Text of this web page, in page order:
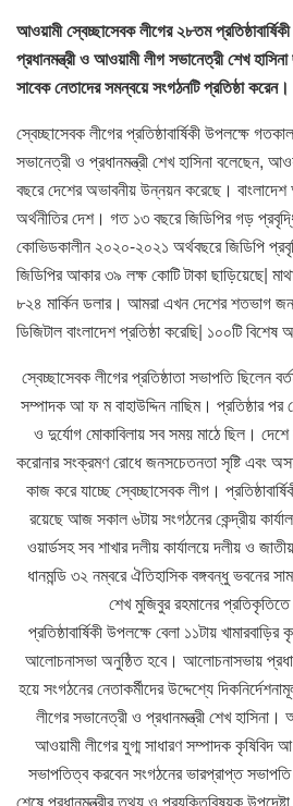
আওয়ামী স্বেচ্ছাসেবক লীগের ২৮তম
প্রধানমন্ত্রী ও আওয়ামী লীগ সভানেত্রী শেখ হাসিনা
সাবেক নেতাদের সমন্বয়ে সংগঠনটি প্রতিষ্ঠা করেন।
স্বেচ্ছাসেবক লীগের প্রতিষ্ঠাবার্ষিকী উপলক্ষে
সভানেত্রী ও প্রধানমন্ত্রী শেখ হাসিনা বলেছেন,
বছরে দেশের অভাবনীয় উন্নয়ন করেছে।
অর্থনীতির দেশ। গত ১৩ বছরে জিডিপির গড়
কোভিডকালীন ২০২০-২০২১ অর্থবছরে জিডিপি
জিডিপির আকার ৩৯ লক্ষ কোটি টাকা ছাড়িয়েছে|
৮২৪ মার্কিন ডলার। আমরা এখন দেশের শতভাগ
ডিজিটাল বাংলাদেশ প্রতিষ্ঠা করেছি| ১০০টি
স্বেচ্ছাসেবক লীগের প্রতিষ্ঠাতা সভাপতি ছিলেন
সম্পাদক আ ফ ম বাহাউদ্দিন নাছিম। প্রতিষ্ঠার পর
ও দুর্যোগ মোকাবিলায় সব সময় মাঠে ছিল।
করোনার সংক্রমণ রোধে জনসচেতনতা সৃষ্টি এবং
কাজ করে যাচ্ছে স্বেচ্ছাসেবক লীগ।
রয়েছে আজ সকাল ৬টায় সংগঠনের কেন্দ্রীয়
ওয়ার্ডসহ সব শাখার দলীয় কার্যালয়ে দলীয় ও
ধানমন্ডি ৩২ নম্বরে ঐতিহাসিক বঙ্গবন্ধু ভবনের
শেখ মুজিবুর রহমানের প্রতিকৃতিতে
প্রতিষ্ঠাবার্ষিকী উপলক্ষে বেলা ১১টায়
আলোচনাসভা অনুষ্ঠিত হবে। আলোচনাসভায়
হয়ে সংগঠনের নেতাকর্মীদের উদ্দেশ্যে
লীগের সভানেত্রী ও প্রধানমন্ত্রী শেখ হাসিনা।
আওয়ামী লীগের যুগ্ম সাধারণ সম্পাদক কৃষিবিদ
সভাপতিত্ব করবেন সংগঠনের ভারপ্রাপ্ত